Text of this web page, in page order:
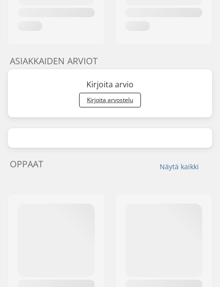
ASIAKKAIDEN ARVIOT
Kirjoita arvio
Kirjoita arvostelu
Näytä kaikki
OPPAAT